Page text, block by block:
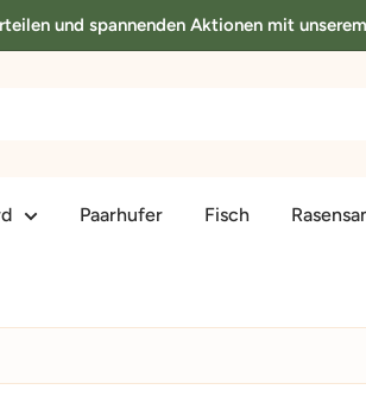
und spannenden Aktionen mit
Paarhufer Fisch